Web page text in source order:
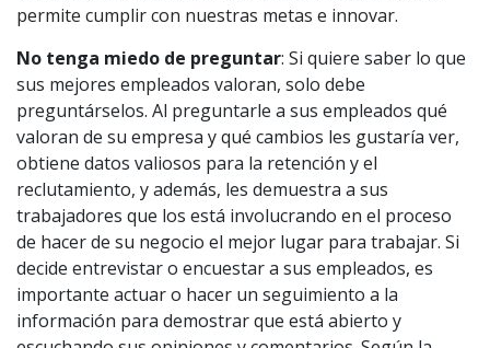
permite cumplir con nuestras metas e innovar.
No tenga miedo de preguntar: Si quiere saber lo que
sus mejores empleados valoran, solo debe
preguntárselos. Al preguntarle a sus empleados qué
valoran de su empresa y qué cambios les gustaría ver,
obtiene datos valiosos para la retención y el
reclutamiento, y además, les demuestra a sus
trabajadores que los está involucrando en el proceso
de hacer de su negocio el mejor lugar para trabajar. Si
decide entrevistar o encuestar a sus empleados, es
importante actuar o hacer un seguimiento a la
información para demostrar que está abierto y